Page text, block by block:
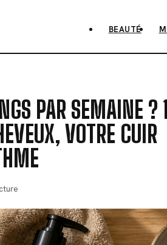
BEAUTÉ
PAR SEMAINE ?
VOTRE CUIR